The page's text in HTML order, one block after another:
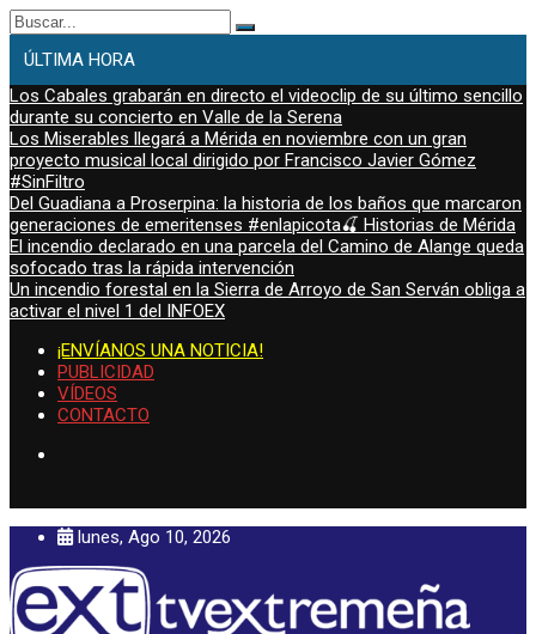
Buscar:
ÚLTIMA HORA
Los Cabales grabarán en directo el videoclip de su último sencillo
durante su concierto en Valle de la Serena
Los Miserables llegará a Mérida en noviembre con un gran
proyecto musical local dirigido por Francisco Javier Gómez
#SinFiltro
Del Guadiana a Proserpina: la historia de los baños que marcaron
generaciones de emeritenses #enlapicota🍒 Historias de Mérida
El incendio declarado en una parcela del Camino de Alange queda
sofocado tras la rápida intervención
Un incendio forestal en la Sierra de Arroyo de San Serván obliga a
activar el nivel 1 del INFOEX
¡ENVÍANOS UNA NOTICIA!
PUBLICIDAD
VÍDEOS
CONTACTO
lunes, Ago 10, 2026